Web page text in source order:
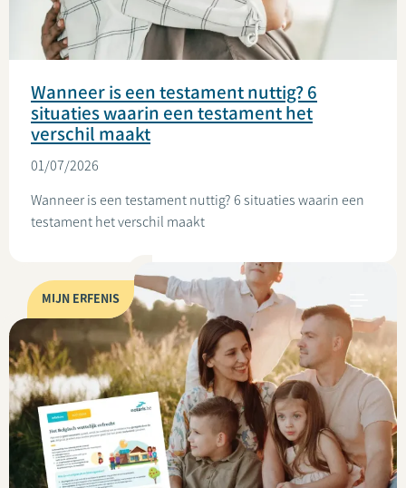
Wanneer is een testament nuttig? 6
situaties waarin een testament het
verschil maakt
01/07/2026
Wanneer is een testament nuttig? 6 situaties waarin een
testament het verschil maakt
MIJN ERFENIS